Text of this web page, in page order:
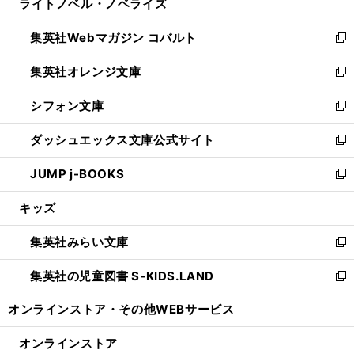
開
く
ウ
で
開
く
ン
ド
ウ
で
開
く
ウ
ィ
ン
ド
ウ
で
開
く
ライトノベル・ノベライズ
集英社Webマガジン コバルト
新
し
い
ウ
ィ
ン
ド
ウ
で
開
集英社オレンジ文庫
新
し
い
ウ
ィ
ン
ド
ウ
開
く
シフォン文庫
新
し
い
ウ
ィ
ン
ウ
で
開
く
ダッシュエックス文庫公式サイト
新
し
い
ウ
ン
ド
ウ
で
JUMP j-BOOKS
新
し
ウ
ィ
ン
ド
開
キッズ
集英社みらい文庫
新
し
い
ン
集英社の児童図書 S-KIDS.LAND
新
ウ
オンラインストア・ その他WEBサービス
オンラインストア